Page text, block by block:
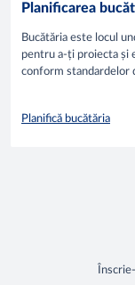
Planificarea
Bucătăria este locul
pentru a-ți proiecta și
conform standardelor
Planifică bucătăria